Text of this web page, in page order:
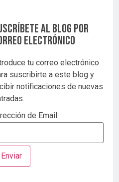
al blog por
electrónico
tu correo electrónico
suscribirte a este blog y
notificaciones de nuevas
de Email